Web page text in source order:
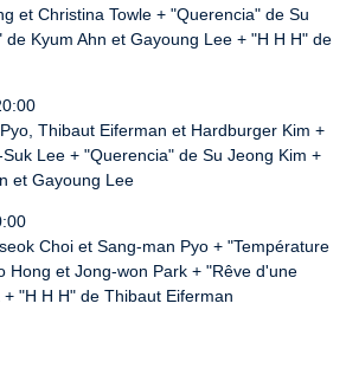
et Christina Towle + "Querencia" de Su
de Kyum Ahn et Gayoung Lee + "H H H" de
Thibaut Eiferman et Hardburger Kim +
Lee + "Querencia" de Su Jeong Kim +
et Gayoung Lee
Choi et Sang-man Pyo + "Température
Hong et Jong-won Park + "Rêve d'une
"H H H" de Thibaut Eiferman